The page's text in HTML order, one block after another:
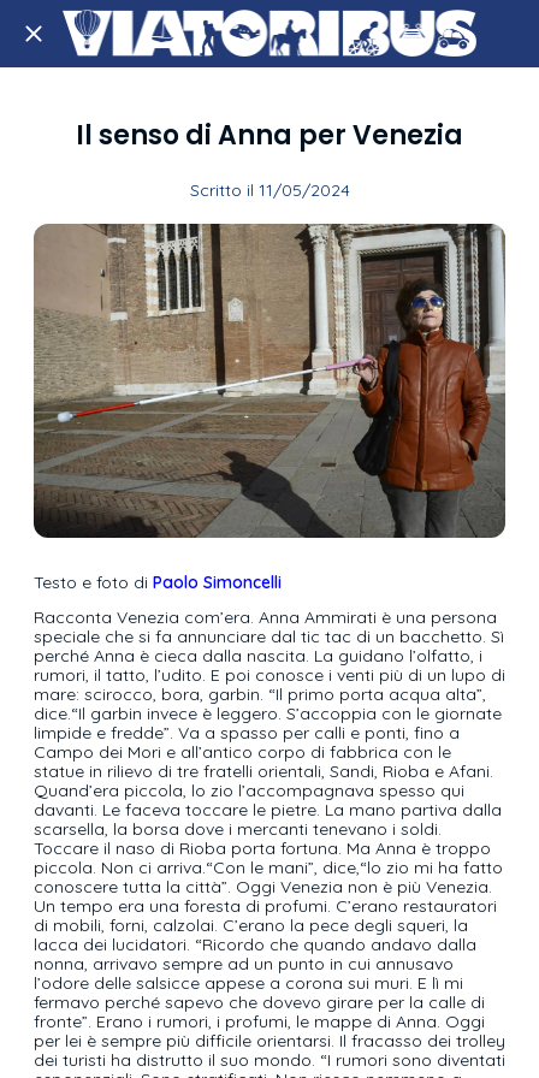
Il senso di Anna per Venezia
Scritto il 11/05/2024
Testo e foto di Paolo Simoncelli
Racconta Venezia com’era. Anna Ammirati è una persona
speciale che si fa annunciare dal tic tac di un bacchetto. Sì
perché Anna è cieca dalla nascita. La guidano l’olfatto, i
rumori, il tatto, l’udito. E poi conosce i venti più di un lupo di
mare: scirocco, bora, garbin. “Il primo porta acqua alta”,
dice.“Il garbin invece è leggero. S’accoppia con le giornate
limpide e fredde”. Va a spasso per calli e ponti, fino a
Campo dei Mori e all’antico corpo di fabbrica con le
statue in rilievo di tre fratelli orientali, Sandi, Rioba e Afani.
Quand’era piccola, lo zio l’accompagnava spesso qui
davanti. Le faceva toccare le pietre. La mano partiva dalla
scarsella, la borsa dove i mercanti tenevano i soldi.
Toccare il naso di Rioba porta fortuna. Ma Anna è troppo
piccola. Non ci arriva.“Con le mani”, dice,“lo zio mi ha fatto
conoscere tutta la città”. Oggi Venezia non è più Venezia.
Un tempo era una foresta di profumi. C’erano restauratori
di mobili, forni, calzolai. C’erano la pece degli squeri, la
lacca dei lucidatori. “Ricordo che quando andavo dalla
nonna, arrivavo sempre ad un punto in cui annusavo
l’odore delle salsicce appese a corona sui muri. E lì mi
fermavo perché sapevo che dovevo girare per la calle di
fronte”. Erano i rumori, i profumi, le mappe di Anna. Oggi
per lei è sempre più difficile orientarsi. Il fracasso dei trolley
dei turisti ha distrutto il suo mondo. “I rumori sono diventati